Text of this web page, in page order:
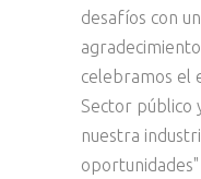
desafíos con
celebramos el
Sector público
nuestra
oportunidades"